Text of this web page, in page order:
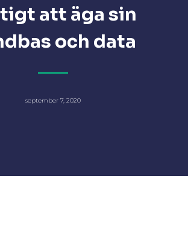
att äga sin
och data
september 7, 2020